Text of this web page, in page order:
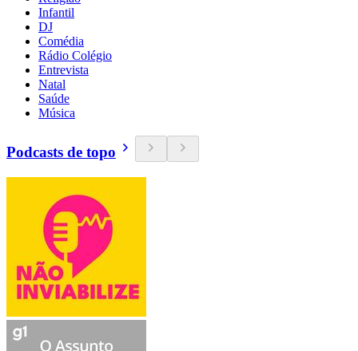
Infantil
DJ
Comédia
Rádio Colégio
Entrevista
Natal
Saúde
Música
Podcasts de topo